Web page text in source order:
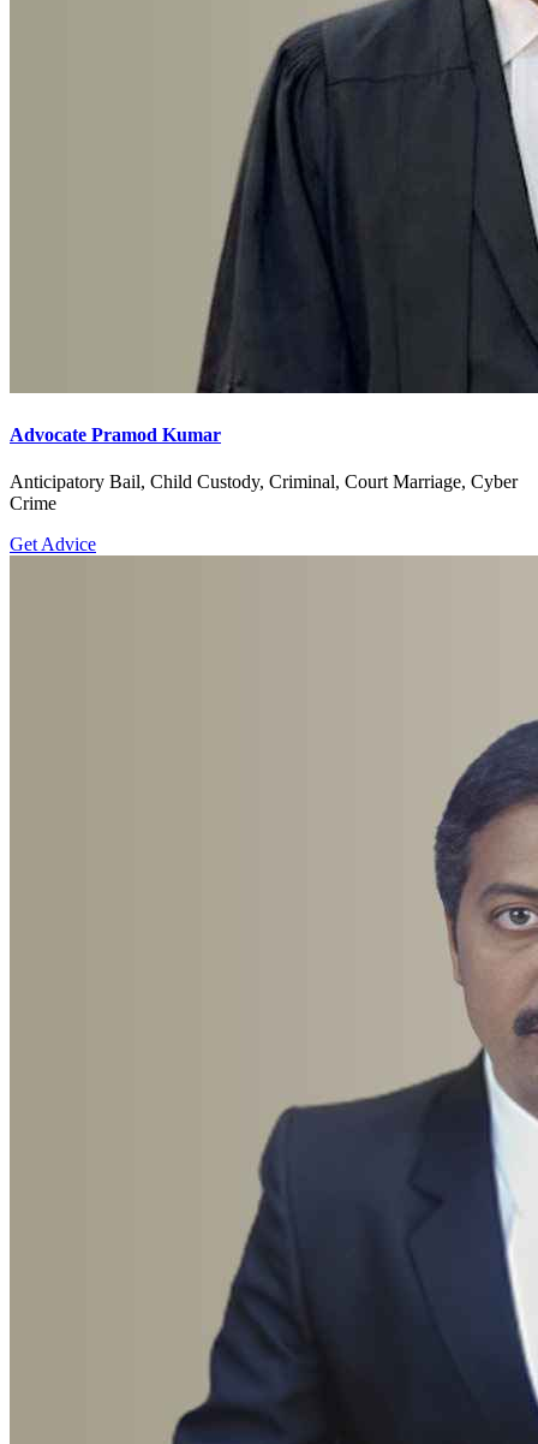
Advocate Pramod Kumar
Anticipatory Bail, Child Custody, Criminal, Court Marriage, Cyber
Crime
Get Advice